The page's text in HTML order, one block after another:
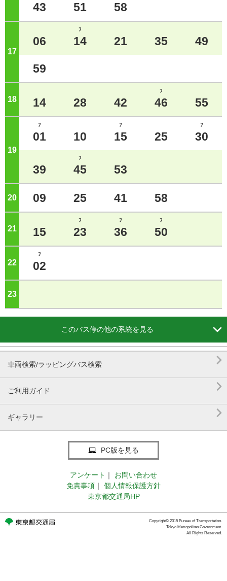
43 51 58
17
06
ﾌ
14 21 35 49
59
18 14 28 42
ﾌ
46 55
19 ジ
ﾌ
01 10
ﾌ
15 25
ﾌ
30
39
ﾌ
45 53
20 09 25 41 58
21 15
ﾌ
23
ﾌ
36
ﾌ
50
22
ﾌ
02
23
このバス停の他の系統を見る 
車両検索/ラッピングバス検索 
ご利用ガイド 
ギャラリー 
PC版を見る
アンケート ｜
お問い合わせ
免責事項 ｜
個人情報保護方針
東京都交通局HP
Copyright© 2015 Bureau of Transportation.
Tokyo Metropolitan Government.
All Rights Reserved.